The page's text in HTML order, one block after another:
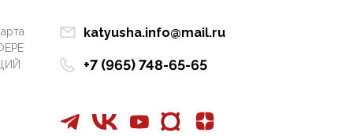
семьи и традиционных
ценностей: «Новые
люди» поднимают
электорат феминисток
мужчинами-«бабуинам
и»
katyusha.info@mail.ru
+7 (965) 748-65-65